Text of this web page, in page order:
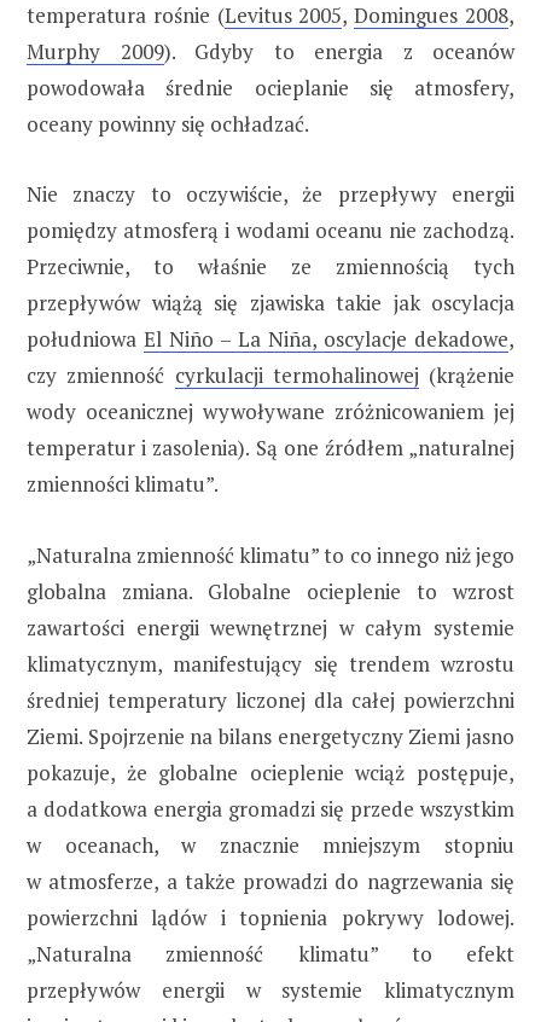
temperatura rośnie (Levitus 2005,Domingues 2008,
Murphy 2009). Gdyby to energia z oceanów
powodowała średnie ocieplanie się atmosfery,
oceany powinny się ochładzać.
Nie znaczy to oczywiście, że przepływy energii
pomiędzy atmosferą i wodami oceanu nie zachodzą.
Przeciwnie, to właśnie ze zmiennością tych
przepływów wiążą się zjawiska takie jak oscylacja
południowa El Niño – La Niña, oscylacje dekadowe,
czy zmienność cyrkulacji termohalinowej (krążenie
wody oceanicznej wywoływane zróżnicowaniem jej
temperatur i zasolenia). Są one źródłem „naturalnej
zmienności klimatu”.
„Naturalna zmienność klimatu” to co innego niż jego
globalna zmiana. Globalne ocieplenie to wzrost
zawartości energii wewnętrznej w całym systemie
klimatycznym, manifestujący się trendem wzrostu
średniej temperatury liczonej dla całej powierzchni
Ziemi. Spojrzenie na bilans energetyczny Ziemi jasno
pokazuje, że globalne ocieplenie wciąż postępuje,
a dodatkowa energia gromadzi się przede wszystkim
w oceanach, w znacznie mniejszym stopniu
w atmosferze, a także prowadzi do nagrzewania się
powierzchni lądów i topnienia pokrywy lodowej.
„Naturalna zmienność klimatu” to efekt
przepływów energii w systemie klimatycznym